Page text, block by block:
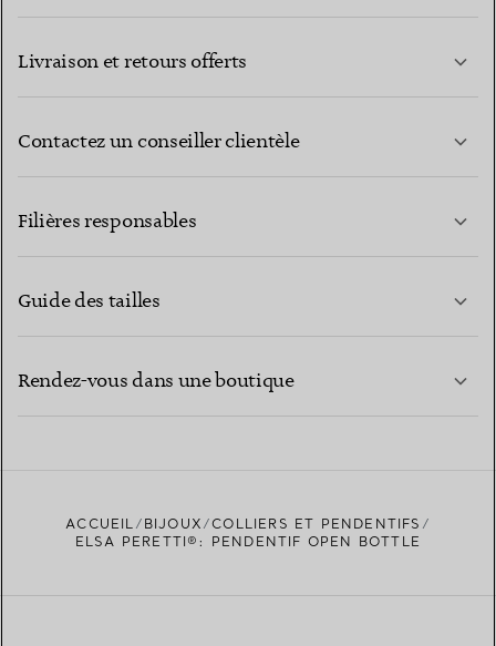
Livraison et retours offerts
Contactez un conseiller clientèle
Filières responsables
Guide des tailles
Rendez-vous dans une boutique
TROUVEZ LA BOUTIQUE LA PLUS PROCHE
ACCUEIL BIJOUX
COLLIERS ET PENDENTIFS
ELSA PERETTI®: PENDENTIF OPEN BOTTLE